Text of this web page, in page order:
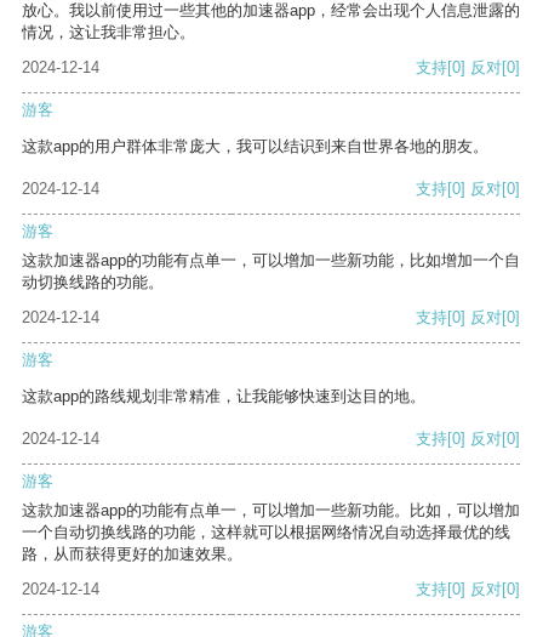
放心。我以前使用过一些其他的加速器app，经常会出现个人信息泄露的
情况，这让我非常担心。
2024-12-14
支持[0] 反对[0]
游客
这款app的用户群体非常庞大，我可以结识到来自世界各地的朋友。
2024-12-14 支持[0] 反对[0]
游客
这款加速器app的功能有点单一，可以增加一些新功能，比如增加一个自
动切换线路的功能。
2024-12-14
支持[0] 反对[0]
游客
这款app的路线规划非常精准，让我能够快速到达目的地。
2024-12-14 支持[0] 反对[0]
游客
这款加速器app的功能有点单一，可以增加一些新功能。比如，可以增加
一个自动切换线路的功能，这样就可以根据网络情况自动选择最优的线
路，从而获得更好的加速效果。
2024-12-14
支持[0] 反对[0]
游客